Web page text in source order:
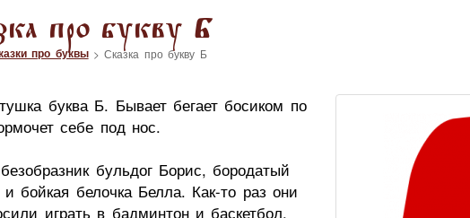
про букву Б
про буквы> Сказка про букву Б
буква Б. Бывает бегает босиком по
себе под нос.
бульдог Борис, бородатый
и бойкая белочка Белла. Как-то раз они
играть в бадминтон и баскетбол,